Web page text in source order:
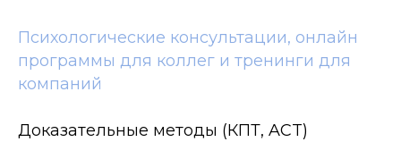
Психологические консультации, онлайн
программы для коллег и тренинги для
компаний
Доказательные методы (КПТ, ACT)